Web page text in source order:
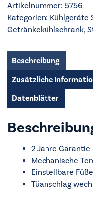
FK2301
Flaschenkühlschrank
Menge
Artikelnummer: 5756
Kategorien: Kühlgeräte
Getränkekühlschrank,
Beschreibung
Zusätzliche
Datenblätter
2 Jahre Garantie
Mechanische
Einstellbare Füße
Tüanschlag